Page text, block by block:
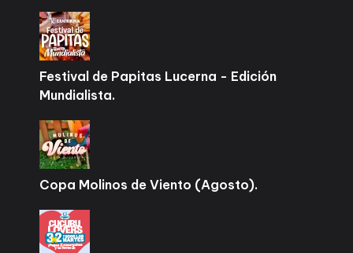
Festival de Papitas Lucerna - Edición
Mundialista.
Copa Molinos de Viento (Agosto).